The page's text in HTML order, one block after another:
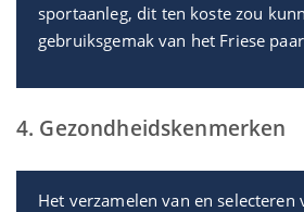
sportaanleg, dit ten koste zou
gebruiksgemak van het Friese
4. Gezondheidskenmerken
Het verzamelen van en selecteren